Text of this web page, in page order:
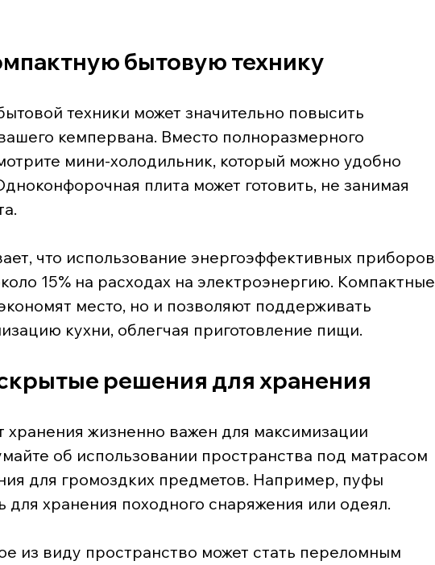
бытовую технику
техники может значительно повысить
кемпервана. Вместо полноразмерного
мини-холодильник, который можно удобно
плита может готовить, не занимая
что использование энергоэффективных приборов
15% на расходах на электроэнергию. Компактные
место, но и позволяют поддерживать
кухни, облегчая приготовление пищи.
решения для хранения
хранения жизненно важен для максимизации
об использовании пространства под матрасом
для громоздких предметов. Например, пуфы
для хранения походного снаряжения или одеял.
из виду пространство может стать переломным